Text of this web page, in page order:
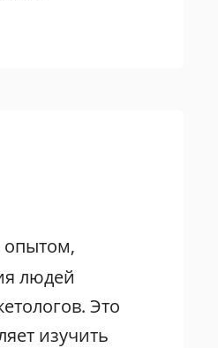
опытом,
людей
Это
изучить